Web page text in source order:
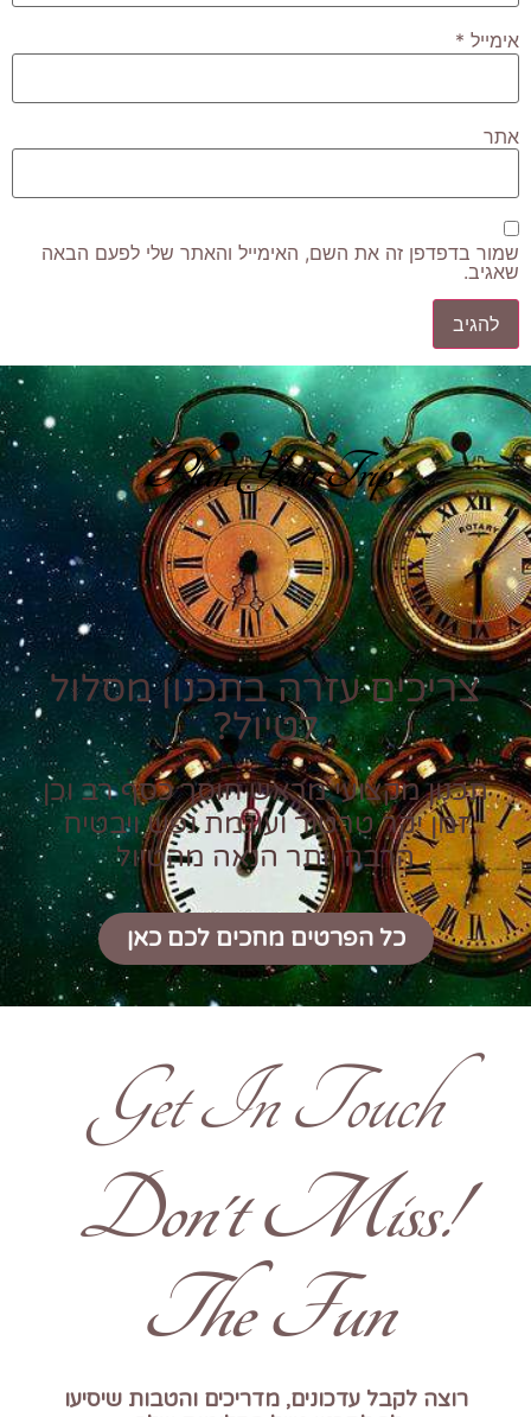
אימייל *
אתר
שמור בדפדפן זה את השם, האימייל והאתר שלי לפעם הבאה
שאגיב.
Plan Your Trip
צריכים עזרה בתכנון מסלול
לטיול?
תכנון מקצועי מראש חוסך כסף רב וכן
זמן יקר טרטור ועוגמת נפש ויבטיח
הרבה יותר הנאה מהטיול
כל הפרטים מחכים לכם כאן
Get In Touch
!Don't Miss
The Fun